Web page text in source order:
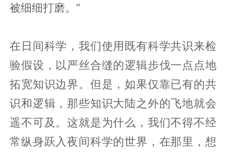
被细细打磨。”
在日间科学，我们使用既有科学共识来检
验假设，以严丝合缝的逻辑步伐一点点地
拓宽知识边界。但是，如果仅靠已有的共
识和逻辑，那些知识大陆之外的飞地就会
遥不可及。这就是为什么，我们不得不经
常纵身跃入夜间科学的世界，在那里，想